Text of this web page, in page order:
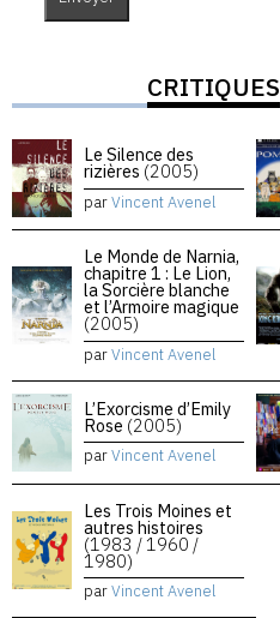
CRITIQUES
Le Silence des
rizières (2005)
parVincent Avenel
Le Monde de Narnia,
chapitre 1 : Le Lion,
la Sorcière blanche
et l’Armoire magique
(2005)
parVincent Avenel
L’Exorcisme d’Emily
Rose (2005)
parVincent Avenel
Les Trois Moines et
autres histoires
(1983 / 1960 /
1980)
parVincent Avenel